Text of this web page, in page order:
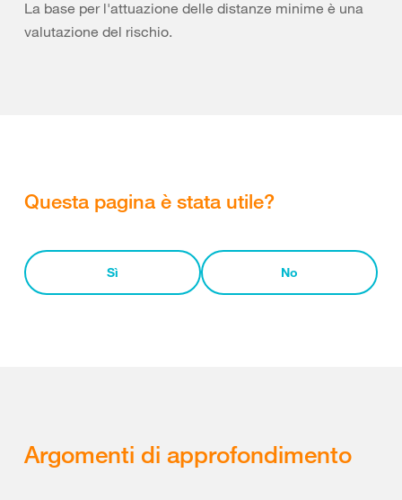
La base per l'attuazione delle distanze minime è una
valutazione del rischio.
Questa pagina è stata utile?
Sì No
Argomenti di approfondimento